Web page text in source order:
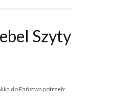
Szyty
do Państwa potrzeb: